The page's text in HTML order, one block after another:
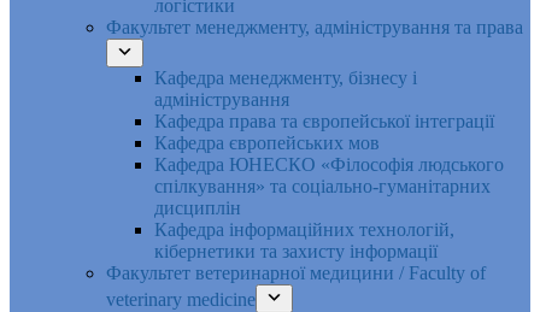
логістики
Факультет менеджменту, адміністрування та права
Кафедра менеджменту, бізнесу і
адміністрування
Кафедра права та європейської інтеграції
Кафедра європейських мов
Кафедра ЮНЕСКО «Філософія людського
спілкування» та соціально-гуманітарних
дисциплін
Кафедра інформаційних технологій,
кібернетики та захисту інформації
Факультет ветеринарної медицини / Faculty of
veterinary medicine